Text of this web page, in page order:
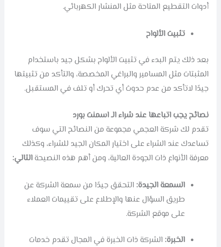
أدوات التقطيع المتاحة مثل المنشار الكهربائي.
تثبيت الألواح
بعد ذلك يتم البدء في تثبيت الألواح بشكل جيد باستخدام
المثبتات مثل المسامير والبراغي المخصصة، والتأكد من تثبيتها
جيدًا لاتأكد من عدم حدوث أي تحرك أو تلف في المستقبل.
نصائح يجب اتباعها عند شراء الـ اسمنت بورد
تقدم لك شركة العجمي مجموعة من النصائح التي سوف
تساعدك عند الشراء على اختيار المكان الجيد للشراء، وكذلك
معرفة الأنواع ذات الجودة العالية، ومن أهم هذه النصيحةالتالي:
السمعة الجيدة: التحقق جيدًا من سمعة الشركة عن
طريق السؤال عنها والإطلاع على تقييمات العملاء
على موقع الشركة.
الخبرة: الشركة ذات الخبرة في المجال تقدم خدمات